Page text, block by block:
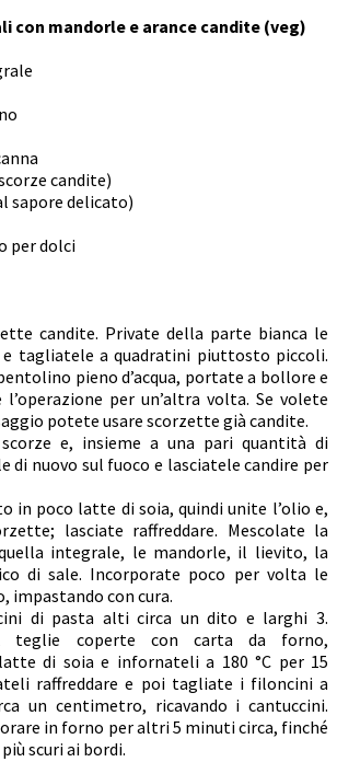
con mandorle e arance candite (veg)
candite)
sapore delicato)
per dolci
candite. Private della parte bianca le
e tagliatele a quadratini piuttosto piccoli.
pieno d’acqua, portate a bollore e
per un’altra volta. Se volete
potete usare scorzette già candite.
e, insieme a una pari quantità di
di nuovo sul fuoco e lasciatele candire per
in poco latte di soia, quindi unite l’olio e,
lasciate raffreddare. Mescolate la
integrale, le mandorle, il lievito, la
di sale. Incorporate poco per volta le
impastando con cura.
di pasta alti circa un dito e larghi 3.
teglie coperte con carta da forno,
di soia e infornateli a 180 °C per 15
raffreddare e poi tagliate i filoncini a
un centimetro, ricavando i cantuccini.
in forno per altri 5 minuti circa, finché
scuri ai bordi.